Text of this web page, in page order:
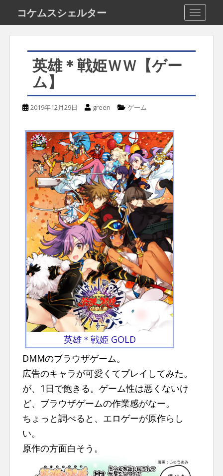
k
コケムスシェルター
英雄＊戦姫ＷＷ【ゲー
ム】
2019年12月29日 green ゲーム
英雄＊戦姫 GOLD
DMMのブラウザゲーム。
広告のキャラが可愛くてプレイしてみた。
が、1日で飽きる。ゲーム性は悪くないけ
ど、ブラウザゲームの作業感がなー。
ちょっと調べると、エロゲーが原作らし
い。
原作の方面白そう。